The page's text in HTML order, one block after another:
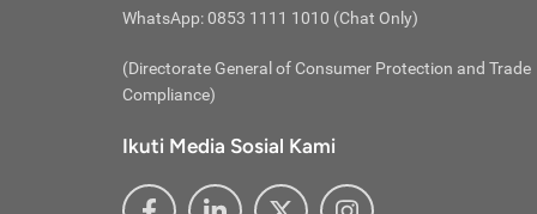
WhatsApp: 0853 1111 1010 (Chat Only)
(Directorate General of Consumer Protection and Trade
Compliance)
Ikuti Media Sosial Kami